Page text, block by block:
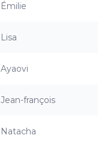
Émilie
Lisa
Ayaovi
Jean-françois
Natacha